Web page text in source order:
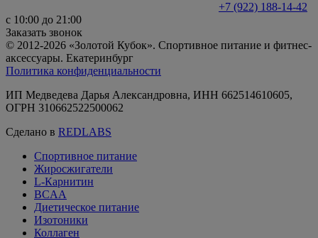
+7 (922) 188-14-42
с 10:00 до 21:00
Заказать звонок
© 2012-2026 «Золотой Кубок». Спортивное питание и фитнес-
аксессуары. Екатеринбург
Политика конфиденциальности
ИП Медведева Дарья Александровна, ИНН 662514610605,
ОГРН 310662522500062
Сделано в REDLABS
Спортивное питание
Жиросжигатели
L-Карнитин
BCAA
Диетическое питание
Изотоники
Коллаген